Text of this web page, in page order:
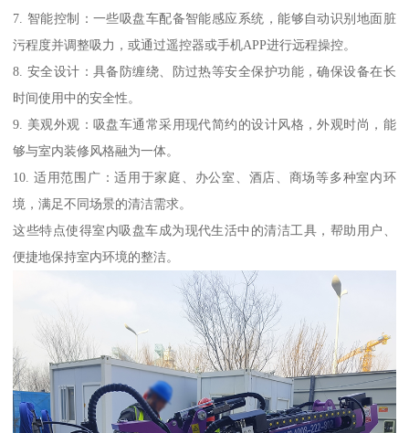
7. 智能控制：一些吸盘车配备智能感应系统，能够自动识别地面脏
污程度并调整吸力，或通过遥控器或手机APP进行远程操控。
8. 安全设计：具备防缠绕、防过热等安全保护功能，确保设备在长
时间使用中的安全性。
9. 美观外观：吸盘车通常采用现代简约的设计风格，外观时尚，能
够与室内装修风格融为一体。
10. 适用范围广：适用于家庭、办公室、酒店、商场等多种室内环
境，满足不同场景的清洁需求。
这些特点使得室内吸盘车成为现代生活中的清洁工具，帮助用户、
便捷地保持室内环境的整洁。